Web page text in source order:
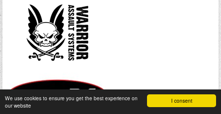
I consent
We use cookies to ensure you get the best experience on
our website